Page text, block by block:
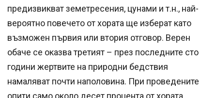
предизвикват земетресения, цунами и т.н., най-
вероятно повечето от хората ще изберат като
възможен първия или втория отговор. Верен
обаче се оказва третият – през последните сто
години жертвите на природни бедствия
намаляват почти наполовина. При проведените
опити само около десет процента от хората